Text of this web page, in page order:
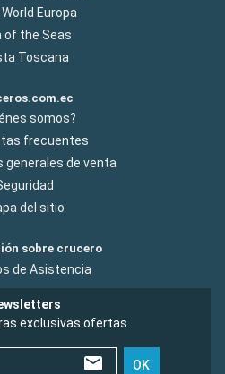
World Europa
of the Seas
Toscana
somos?
frecuentes
generales de venta
del sitio
sobre crucero
de Asistencia
exclusivas ofertas
OK